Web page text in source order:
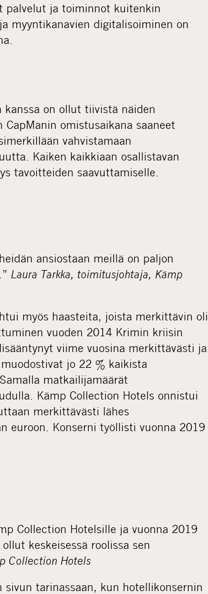
palvelut ja toiminnot kuitenkin
myyntikanavien digitalisoiminen on
kanssa on ollut tiivistä näiden
omistusaikana saaneet
vahvistamaan
Kaiken kaikkiaan osallistavan
tavoitteiden saavuttamiselle.
ansiostaan meillä on paljon
Laura Tarkka, toimitusjohtaja, Kämp
myös haasteita, joista merkittävin oli
vuoden 2014 Krimin kriisin
viime vuosina merkittävästi ja
jo 22 % kaikista
matkailijamäärät
Kämp Collection Hotels onnistui
merkittävästi lähes
euroon. Konserni työllisti vuonna 2019
Collection Hotelsille ja vuonna 2019
keskeisessä roolissa sen
Collection Hotels
sivun tarinassaan, kun hotellikonsernin